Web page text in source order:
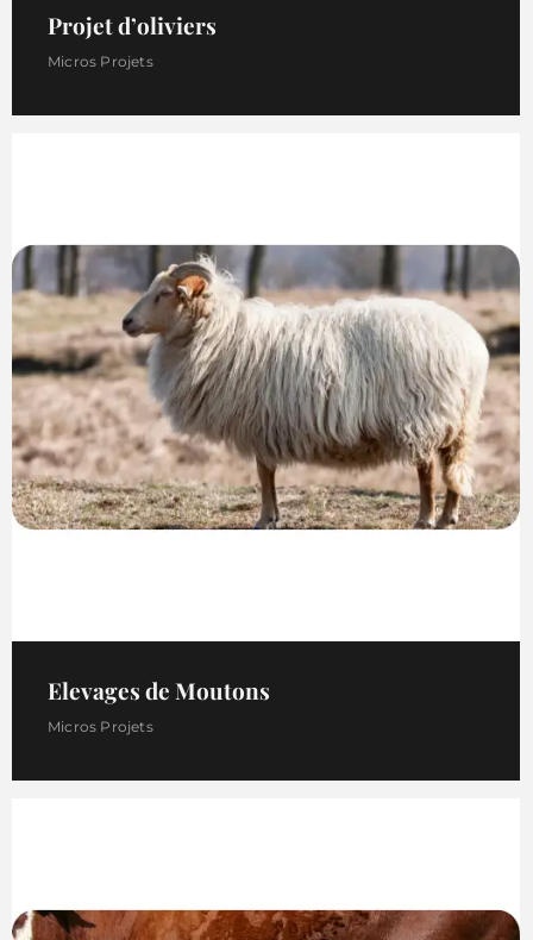
Projet d’oliviers
Micros Projets
Elevages de Moutons
Micros Projets